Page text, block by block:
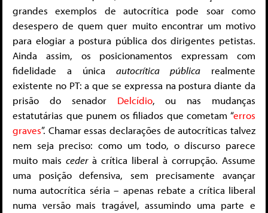
grandes exemplos de autocrítica pode soar como
desespero de quem quer muito encontrar um motivo
para elogiar a postura pública dos dirigentes petistas.
Ainda assim, os posicionamentos expressam com
fidelidade a única autocrítica pública realmente
existente no PT: a que se expressa na postura diante da
prisão do senador Delcídio, ou nas mudanças
estatutárias que punem os filiados que cometam “erros
graves”. Chamar essas declarações de autocríticas talvez
nem seja preciso: como um todo, o discurso parece
muito mais cederà crítica liberal à corrupção. Assume
uma posição defensiva, sem precisamente avançar
numa autocrítica séria – apenas rebate a crítica liberal
numa versão mais tragável, assumindo uma parte e